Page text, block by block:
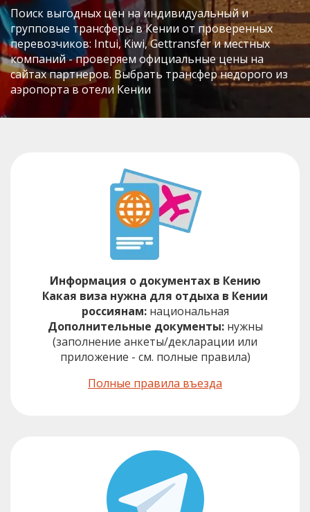
Поиск выгодных цен на индивидуальный и
групповые трансферы в Кении от проверенных
перевозчиков: Intui, Kiwi, Gettransfer и местных
компаний - проверяем официальные цены на
сайтах партнеров. Выбрать трансфер недорого из
аэропорта в отели Кении
Информация о документах в Кению
Какая виза нужна для отдыха в Кении
россиянам:национальная
Дополнительные документы:нужны
(заполнение анкеты/декларации или
приложение - см. полные правила)
Полные правила въезда